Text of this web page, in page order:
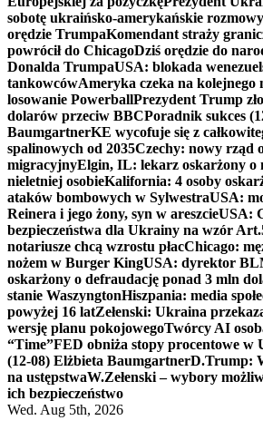
sobotę ukraińsko-amerykańskie
orędzie TrumpaKomendant straży
powrócił do ChicagoDziś orędzie do
Donalda TrumpaUSA: blokada
tankowcówAmeryka czeka na kolejnego
losowanie PowerballPrezydent Trump
dolarów przeciw BBCPoradnik sukces
BaumgartnerKE wycofuje się z
spalinowych od 2035Czechy: nowy rząd
migracyjnyElgin, IL: lekarz oskarżony o
nieletniej osobieKalifornia: 4 osoby
ataków bombowych w SylwestraUSA:
Reinera i jego żony, syn w areszcieUSA:
bezpieczeństwa dla Ukrainy na wzór
notariusze chcą wzrostu płacChicago:
nożem w Burger KingUSA: dyrektor
oskarżony o defraudację ponad 3 mln
stanie WaszyngtonHiszpania: media
powyżej 16 latZełenski: Ukraina
wersję planu pokojowegoTwórcy AI
“Time”FED obniża stopy procentowe w
(12-08) Elżbieta BaumgartnerD.Trump:
na ustępstwaW.Zełenski – wybory
ich bezpieczeństwo
Wed. Aug 5th, 2026